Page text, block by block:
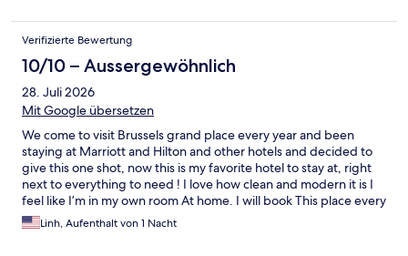
Verifizierte Bewertung
10/10 – Aussergewöhnlich
28. Juli 2026
Mit Google übersetzen
We come to visit Brussels grand place every year and been
staying at Marriott and Hilton and other hotels and decided to
give this one shot, now this is my favorite hotel to stay at, right
next to everything to need ! I love how clean and modern it is I
feel like I’m in my own room At home. I will book This place every
time! Staff is super nice and attentive!
Linh, Aufenthalt von 1 Nacht